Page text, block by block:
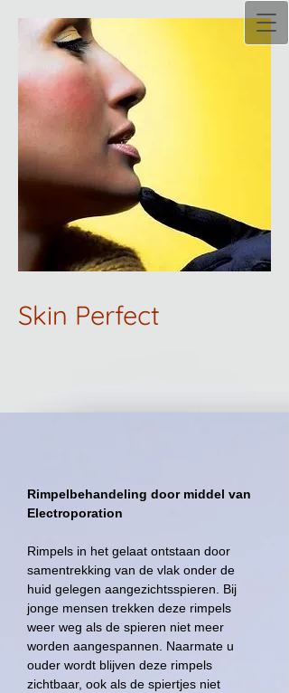
Skin Perfect
Rimpelbehandeling door middel van
Electroporation
Rimpels in het gelaat ontstaan door
samentrekking van de vlak onder de
huid gelegen aangezichtsspieren. Bij
jonge mensen trekken deze rimpels
weer weg als de spieren niet meer
worden aangespannen. Naarmate u
ouder wordt blijven deze rimpels
zichtbaar, ook als de spiertjes niet